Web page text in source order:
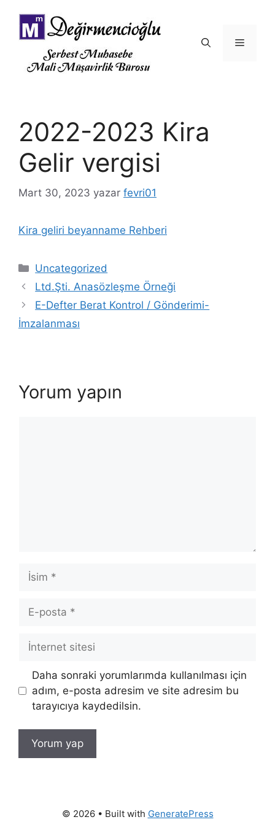
Menü
2022-2023 Kira
Gelir vergisi
Mart 30, 2023 yazar fevri01
Kira geliri beyanname Rehberi
Kategoriler
Uncategorized
Ltd.Şti. Anasözleşme Örneği
E-Defter Berat Kontrol / Gönderimi-
İmzalanması
Yorum yapın
İsim
posta
İnternet
sitesi
Daha sonraki yorumlarımda kullanılması için
adım, e-posta adresim ve site adresim bu
tarayıcıya kaydedilsin.
© 2026 • Built with GeneratePress